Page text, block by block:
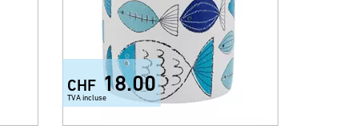
CHF 18.00
TVA incluse